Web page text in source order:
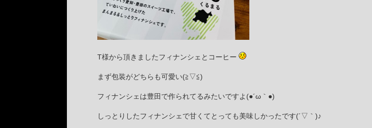
T様から頂きましたフィナンシェとコーヒー
まず包装がどちらも可愛い(≧▽≦)
フィナンシェは豊田で作られてるみたいですよ(●´ω｀●)
しっとりしたフィナンシェで甘くてとっても美味しかったです(´▽｀)♪